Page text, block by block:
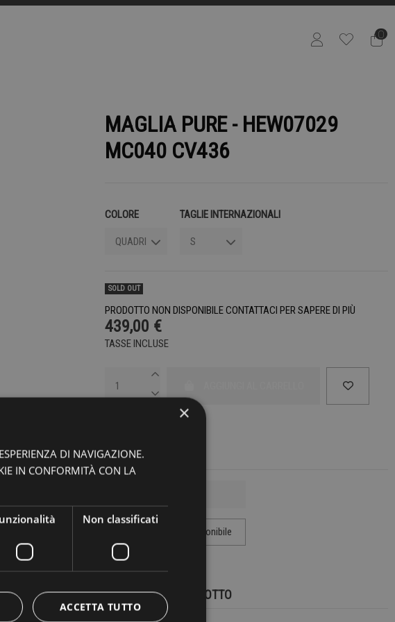
0
MAGLIA PURE - HEW07029
MC040 CV436
COLORE TAGLIE INTERNAZIONALI
SOLD OUT
PRODOTTO NON DISPONIBILE CONTATTACI PER SAPERE DI PIÙ
439,00 €
TASSE INCLUSE
DETTAGLI DEL PRODOTTO
×
DI NAVIGAZIONE.
IN CONFORMITÀ CON LA
Non classificati
ACCETTA TUTTO